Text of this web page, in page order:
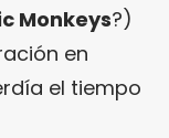
Monkeys?)
en
el tiempo